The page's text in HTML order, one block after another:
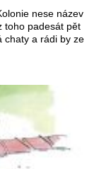
nese název
toho padesát pět
chaty a rádi by ze